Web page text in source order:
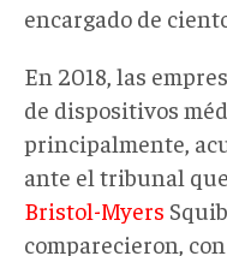
encargado de
En 2018, las
de dispositivos
principalmente,
ante el tribunal
Bristol-Myers
comparecieron,